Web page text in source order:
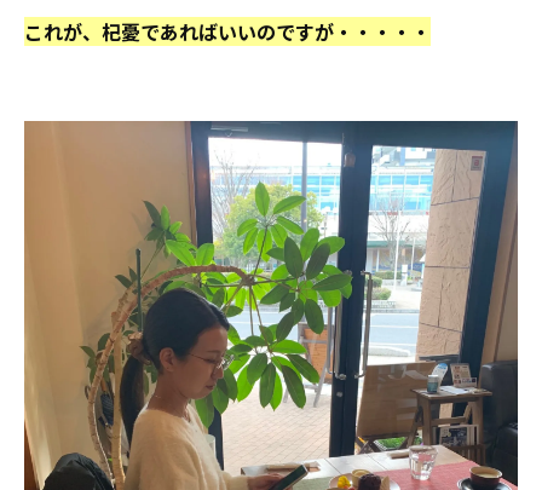
これが、杞憂であればいいのですが・・・・・